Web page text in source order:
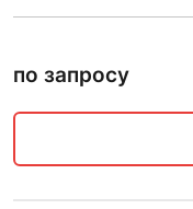
по запросу